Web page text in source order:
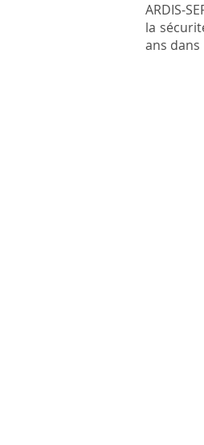
ARDIS-
la
ans